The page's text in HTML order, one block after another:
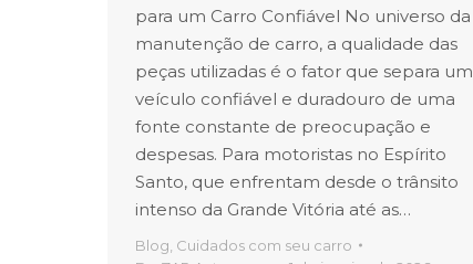
para um Carro Confiável No universo da
manutenção de carro, a qualidade das
peças utilizadas é o fator que separa um
veículo confiável e duradouro de uma
fonte constante de preocupação e
despesas. Para motoristas no Espírito
Santo, que enfrentam desde o trânsito
intenso da Grande Vitória até as…
Blog Cuidados com seu carro